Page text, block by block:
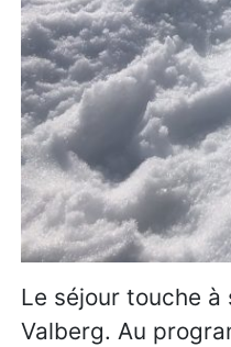
Le séjour touche à
Valberg. Au